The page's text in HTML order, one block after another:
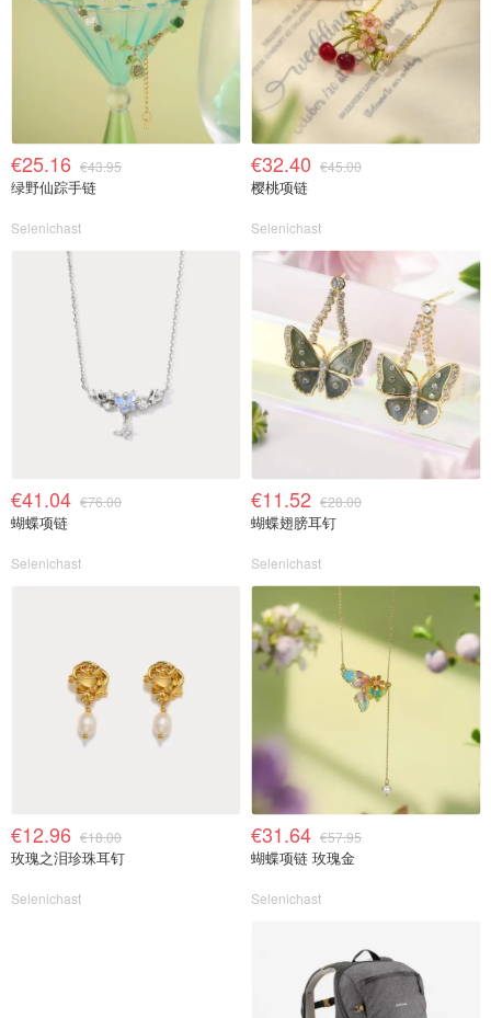
€25.16 €43.95
绿野仙踪手链
Selenichast
€32.40 €45.00
樱桃项链
Selenichast
€41.04 €76.00
蝴蝶项链
Selenichast
€11.52 €28.00
蝴蝶翅膀耳钉
Selenichast
€12.96 €18.00
玫瑰之泪珍珠耳钉
Selenichast
€31.64 €57.95
蝴蝶项链 玫瑰金
Selenichast